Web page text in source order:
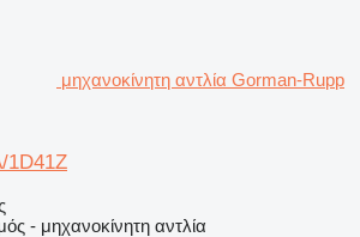
μηχανοκίνητη αντλία Gorman-Rupp
1D41Z
- μηχανοκίνητη αντλία